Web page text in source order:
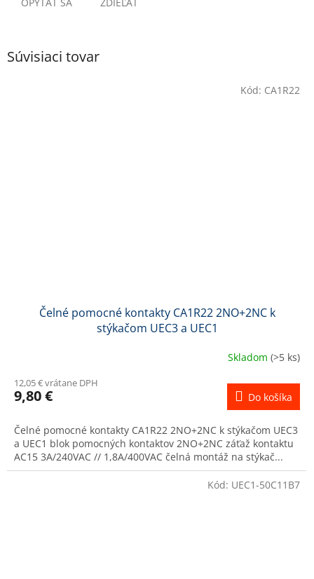
Súvisiaci tovar
Čelné pomocné kontakty CA1R22 2NO+2NC k
stýkačom UEC3 a UEC1
Skladom (>5 ks)
12,05 € vrátane DPH
9,80 € Do košíka
Čelné pomocné kontakty CA1R22 2NO+2NC k stýkačom UEC3
a UEC1 blok pomocných kontaktov 2NO+2NC záťaž kontaktu
AC15 3A/240VAC // 1,8A/400VAC čelná montáž na stýkač...
Kód: CA1R22
Kód: UEC1-50C11B7